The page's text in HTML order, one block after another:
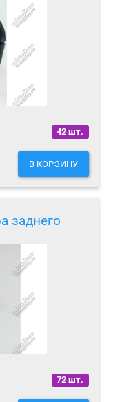
42 шт.
В КОРЗИНУ
заднего
72 шт.